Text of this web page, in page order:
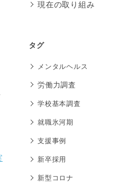
現在の取り組み
タグ
メンタルヘルス
労働力調査
学校基本調査
就職氷河期
支援事例
新卒採用
新型コロナ